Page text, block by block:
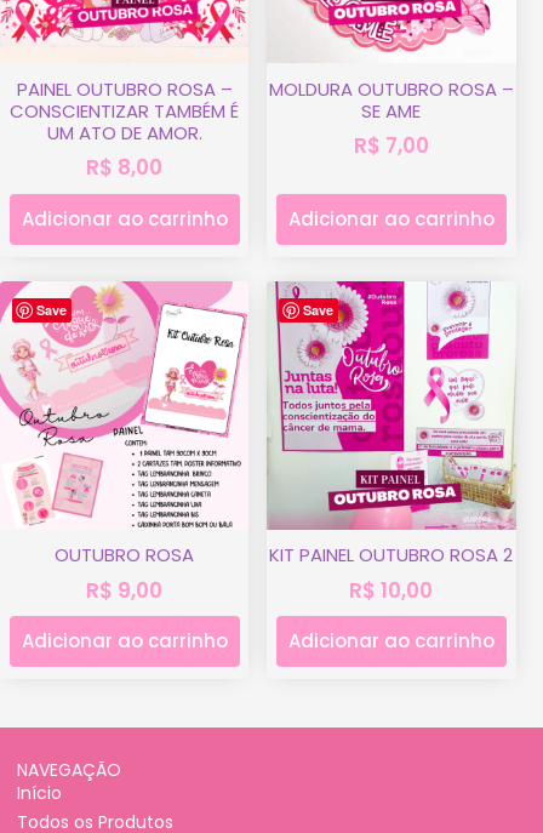
PAINEL OUTUBRO ROSA –
CONSCIENTIZAR TAMBÉM É
UM ATO DE AMOR.
R$ 8,00
Adicionar ao carrinho
MOLDURA OUTUBRO ROSA –
SE AME
R$ 7,00
Adicionar ao carrinho
Save
OUTUBRO ROSA
R$ 9,00
Adicionar ao carrinho
Save
KIT PAINEL OUTUBRO ROSA 2
R$ 10,00
Adicionar ao carrinho
NAVEGAÇÃO
Início
Todos os Produtos